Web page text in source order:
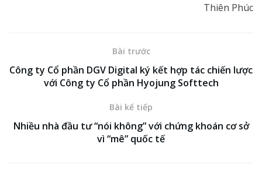
Thiên Phúc
Bài trước
Công ty Cổ phần DGV Digital ký kết hợp tác chiến lược
với Công ty Cổ phần Hyojung Softtech
Bài kế tiếp
Nhiều nhà đầu tư “nói không” với chứng khoán cơ sở
vì “mê” quốc tế